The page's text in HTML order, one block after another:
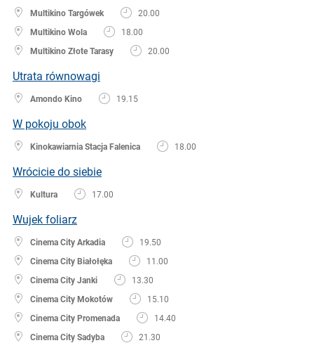
Multikino Targówek
20.00
Multikino Wola
18.00
Multikino Złote Tarasy
20.00
Utrata równowagi
Amondo Kino 19.15
W pokoju obok
Kinokawiarnia Stacja Falenica 18.00
Wrócicie do siebie
Kultura 17.00
Wujek foliarz
Cinema City Arkadia
19.50
Cinema City Białołęka
11.00
Cinema City Janki
13.30
Cinema City Mokotów
15.10
Cinema City Promenada
14.40
Cinema City Sadyba
21.30